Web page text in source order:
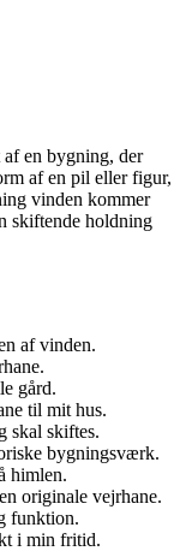
af en bygning, der
af en pil eller figur,
vinden kommer
skiftende holdning
af vinden.
gård.
til mit hus.
skal skiftes.
bygningsværk.
himlen.
originale vejrhane.
funktion.
i min fritid.